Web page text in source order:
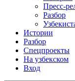
Пресс-
Разбор
Истории
Разбор
Спецпроекты
На узбекском
Вход